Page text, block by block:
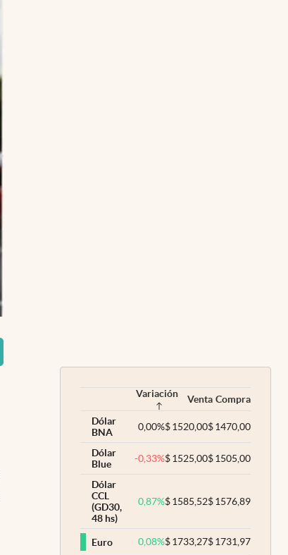
Variación Venta Compra
Dólar
BNA
0,00%$1520,00$1470,00
Dólar
Blue
-0,33%$1525,00$1505,00
Dólar
CCL
(GD30,
48 hs)
0,87%$1585,52$1576,89
Euro 0,08%$1733,27$1731,97